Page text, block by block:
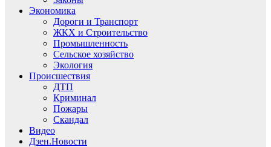
Экономика
Дороги и Транспорт
ЖКХ и Строительство
Промышленность
Сельское хозяйство
Экология
Происшествия
ДТП
Криминал
Пожары
Скандал
Видео
Дзен.Новости